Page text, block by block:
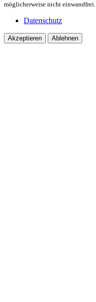
möglicherweise nicht einwandfrei.
Datenschutz
Akzeptieren Ablehnen